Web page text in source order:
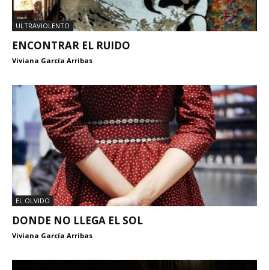
ULTRAVIOLENTO
ENCONTRAR EL RUIDO
Viviana García Arribas
EL OLVIDO
DONDE NO LLEGA EL SOL
Viviana García Arribas